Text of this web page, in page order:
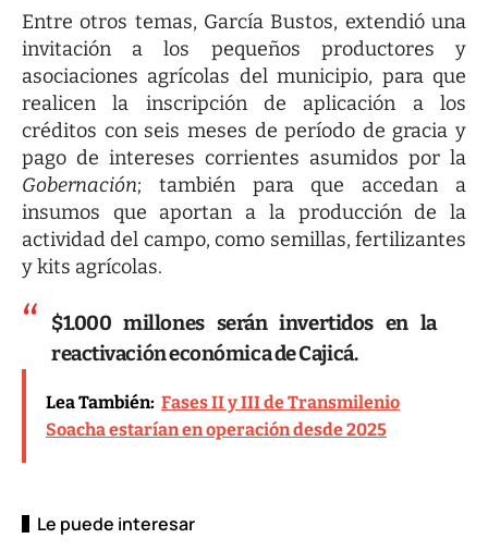
Entre otros temas, García Bustos, extendió una
invitación a los pequeños productores y
asociaciones agrícolas del municipio, para que
realicen la inscripción de aplicación a los
créditos con seis meses de período de gracia y
pago de intereses corrientes asumidos por la
Gobernación; también para que accedan a
insumos que aportan a la producción de la
actividad del campo, como semillas, fertilizantes
y kits agrícolas.
$1.000 millones serán invertidos en la
reactivación económica de Cajicá.
Lea También: Fases II y III de Transmilenio
Soacha estarían en operación desde 2025
Le puede interesar